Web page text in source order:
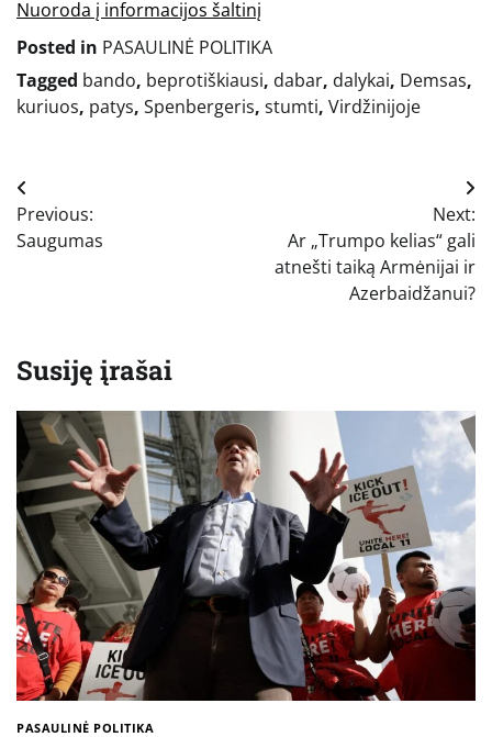
Nuoroda į informacijos šaltinį
Posted in PASAULINĖ POLITIKA
Tagged bando, beprotiškiausi, dabar, dalykai, Demsas,
kuriuos, patys, Spenbergeris, stumti, Virdžinijoje
Navigacija
tarp
Previous:
Saugumas
Next:
Ar „Trumpo kelias“ gali
atnešti taiką Armėnijai ir
Azerbaidžanui?
Susiję įrašai
PASAULINĖ POLITIKA